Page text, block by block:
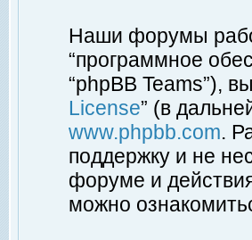
Наши форумы
“программное
“phpBB Teams”),
License” (в
www.phpbb.com.
поддержку и не
форуме и
можно